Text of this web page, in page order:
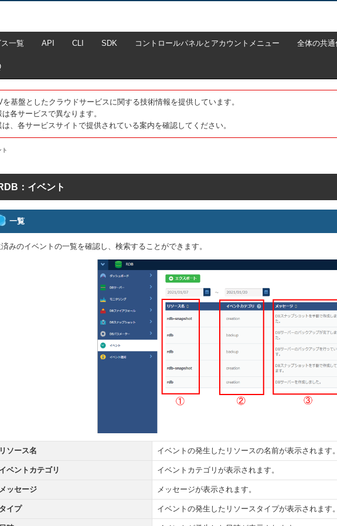
一覧 API CLI SDK コントロールパネルとアカウントメニュー 全体の共
基盤としたクラウドサービスに関する技術情報を提供しています。
各サービスで異なります。
、各サービスサイトで提供されている案内を確認してください。
ト
：イベント
一覧
みのイベントの一覧を確認し、検索することができます。
ソース名 イベントの発生したリソースの名前が表示されます
ベントカテゴリ イベントカテゴリが表示されます。
ッセージ メッセージが表示されます。
イプ イベントの発生したリソースタイプが表示されます